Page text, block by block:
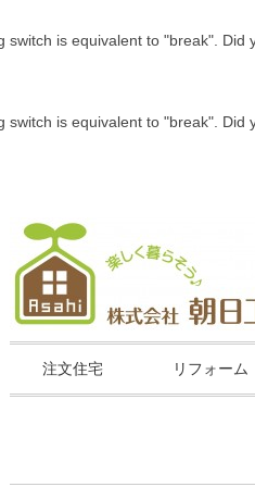
switch is equivalent to "break". Did
switch is equivalent to "break". Did
注文住宅 リフォーム